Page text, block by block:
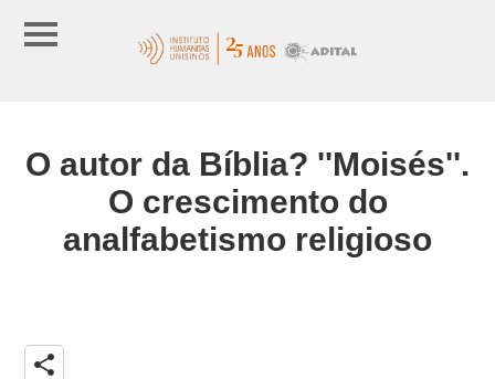
O autor da Bíblia? ''Moisés''.
O crescimento do
analfabetismo religioso
share